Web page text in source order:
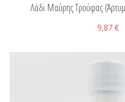
Λάδι Μαύρης Τρούφας
9,87 €